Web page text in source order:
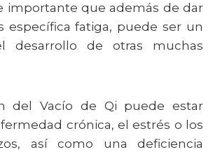
importante que además de dar
específica fatiga, puede ser un
desarrollo de otras muchas
del Vacío de Qi puede estar
crónica, el estrés o los
así como una deficiencia